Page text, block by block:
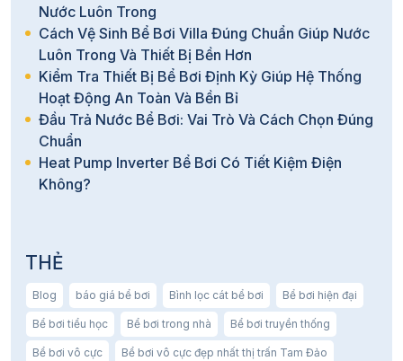
Nước Luôn Trong
Cách Vệ Sinh Bể Bơi Villa Đúng Chuẩn Giúp Nước
Luôn Trong Và Thiết Bị Bền Hơn
Kiểm Tra Thiết Bị Bể Bơi Định Kỳ Giúp Hệ Thống
Hoạt Động An Toàn Và Bền Bỉ
Đầu Trả Nước Bể Bơi: Vai Trò Và Cách Chọn Đúng
Chuẩn
Heat Pump Inverter Bể Bơi Có Tiết Kiệm Điện
Không?
THẺ
Blog báo giá bể bơi Bình lọc cát bể bơi Bể bơi hiện đại
Bể bơi tiểu học Bể bơi trong nhà Bể bơi truyền thống
Bể bơi vô cực Bể bơi vô cực đẹp nhất thị trấn Tam Đảo